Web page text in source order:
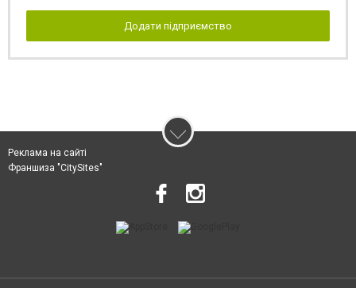
Додати підприємство
Реклама на сайті
Франшиза "CitySites"